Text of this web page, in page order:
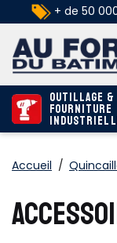
+ de 50
Outillage &
Fourniture
Accueil /